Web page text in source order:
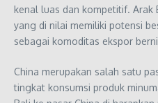
kenal luas dan kompetitif. Arak
yang di nilai memiliki potensi
sebagai komoditas ekspor
China merupakan salah satu
tingkat konsumsi produk